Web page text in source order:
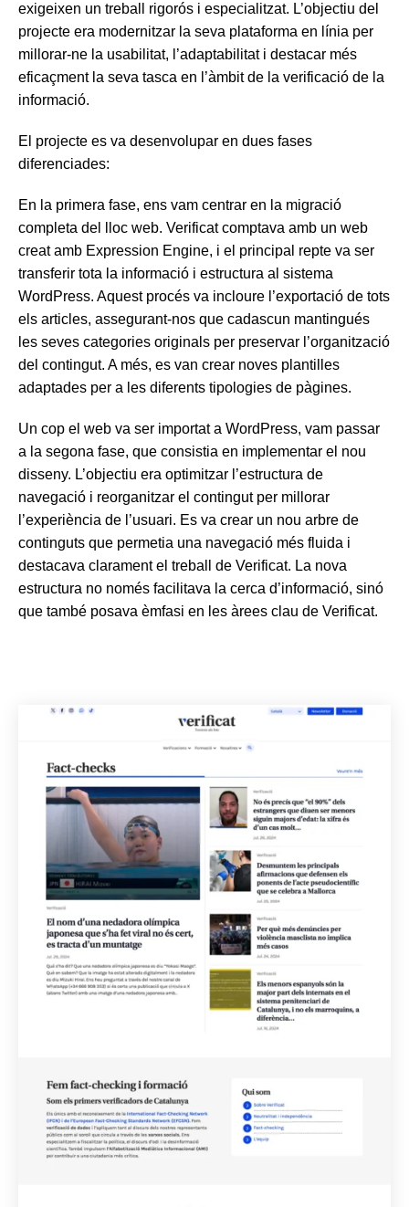
exigeixen un treball rigorós i especialitzat. L’objectiu del
projecte era modernitzar la seva plataforma en línia per
millorar-ne la usabilitat, l’adaptabilitat i destacar més
eficaçment la seva tasca en l’àmbit de la verificació de la
informació.
El projecte es va desenvolupar en dues fases
diferenciades:
En la primera fase, ens vam centrar en la migració
completa del lloc web. Verificat comptava amb un web
creat amb Expression Engine, i el principal repte va ser
transferir tota la informació i estructura al sistema
WordPress. Aquest procés va incloure l’exportació de tots
els articles, assegurant-nos que cadascun mantingués
les seves categories originals per preservar l’organització
del contingut. A més, es van crear noves plantilles
adaptades per a les diferents tipologies de pàgines.
Un cop el web va ser importat a WordPress, vam passar
a la segona fase, que consistia en implementar el nou
disseny. L’objectiu era optimitzar l’estructura de
navegació i reorganitzar el contingut per millorar
l’experiència de l’usuari. Es va crear un nou arbre de
continguts que permetia una navegació més fluida i
destacava clarament el treball de Verificat. La nova
estructura no només facilitava la cerca d’informació, sinó
que també posava èmfasi en les àrees clau de Verificat.